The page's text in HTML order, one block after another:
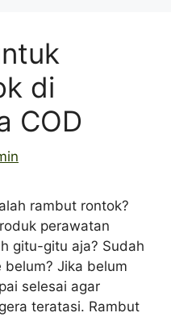
di
COD
rambut rontok?
perawatan
gitu-gitu aja? Sudah
belum? Jika belum
selesai agar
teratasi. Rambut